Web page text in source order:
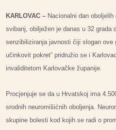
KARLOVAC – Nacionalni dan
svibanj, obilježen je danas u 32 grada
senzibiliziranja javnosti čiji slogan ove
učinkovit pokret” pridružio se i
invaliditetom Karlovačke županije.
Procjenjuje se da u Hrvatskoj ima
srodnih neuromišićnih oboljenja.
skupine bolesti kod kojih se radi o